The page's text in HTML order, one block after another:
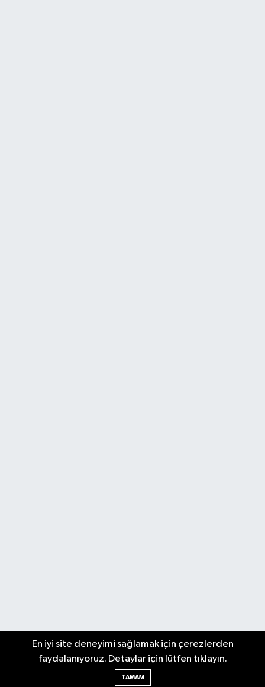
En iyi site deneyimi sağlamak için çerezlerden
faydalanıyoruz. Detaylar için lütfen tıklayın.
TAMAM